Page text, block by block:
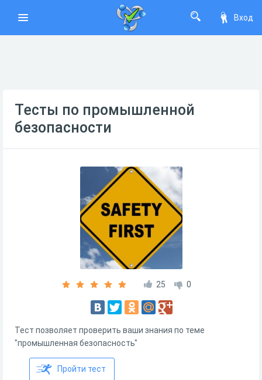
Вход
Тесты по промышленной
безопасности
25 0
Тест позволяет проверить ваши знания по теме
"промышленная безопасность"
Пройти тест